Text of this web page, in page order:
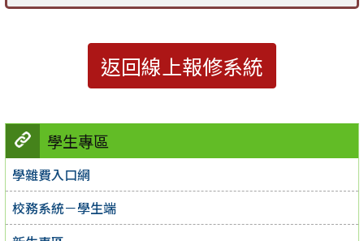
學生專區
學雜費入口網
校務系統－學生端
返回線上報修系統